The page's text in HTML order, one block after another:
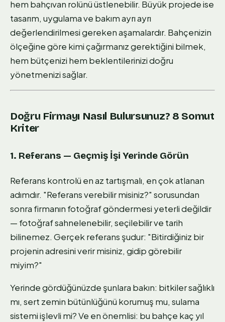
hem bahçıvan rolünü üstlenebilir. Büyük projede ise
tasarım, uygulama ve bakım ayrı ayrı
değerlendirilmesi gereken aşamalardır. Bahçenizin
ölçeğine göre kimi çağırmanız gerektiğini bilmek,
hem bütçenizi hem beklentilerinizi doğru
yönetmenizi sağlar.
Doğru Firmayı Nasıl Bulursunuz? 8 Somut
Kriter
1. Referans — Geçmiş İşi Yerinde Görün
Referans kontrolü en az tartışmalı, en çok atlanan
adımdır. "Referans verebilir misiniz?" sorusundan
sonra firmanın fotoğraf göndermesi yeterli değildir
— fotoğraf sahnelenebilir, seçilebilir ve tarih
bilinemez. Gerçek referans şudur: "Bitirdiğiniz bir
projenin adresini verir misiniz, gidip görebilir
miyim?"
Yerinde gördüğünüzde şunlara bakın: bitkiler sağlıklı
mı, sert zemin bütünlüğünü korumuş mu, sulama
sistemi işlevli mi? Ve en önemlisi: bu bahçe kaç yıl